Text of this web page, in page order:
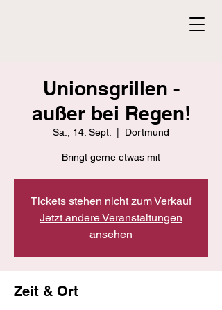
Unionsgrillen -
außer bei Regen!
Sa., 14. Sept. Dortmund
Bringt gerne etwas mit
Tickets stehen nicht zum Verkauf
Jetzt andere Veranstaltungen
ansehen
Zeit & Ort